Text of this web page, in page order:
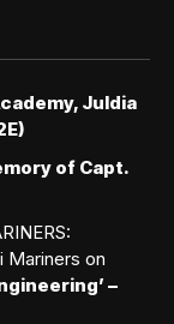
Juldia
of Capt.
Mariners on
–